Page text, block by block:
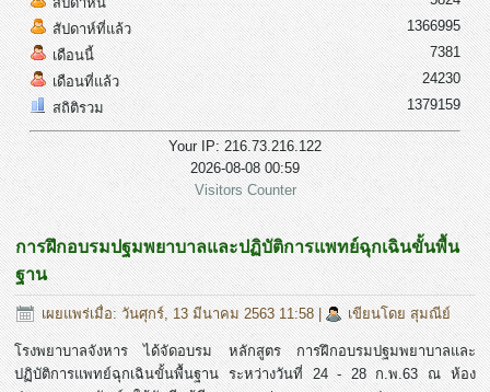
สัปดาห์ที่แล้ว
เดือนนี้
เดือนที่แล้ว
สถิติรวม
1366995
7381
24230
1379159
Your IP: 216.73.216.122
2026-08-08 00:59
Visitors Counter
การฝึกอบรมปฐมพยาบาลและปฏิบัติการแพทย์ฉุกเฉินขั้นพื้น
ฐาน
เผยแพร่เมื่อ: วันศุกร์, 13 มีนาคม 2563 11:58| เขียนโดย สุมณีย์
โรงพยาบาลจังหาร ได้จัดอบรม หลักสูตร การฝึกอบรมปฐมพยาบาลและ
ปฏิบัติการแพทย์ฉุกเฉินขั้นพื้นฐาน ระหว่างวันที่ 24 - 28 ก.พ.63 ณ ห้อง